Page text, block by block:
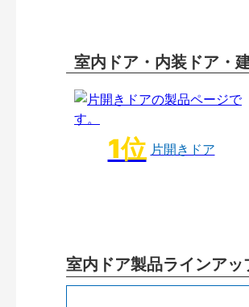
室内ドア・内装ドア・
片開きドア
室内ドア製品ラインアッ